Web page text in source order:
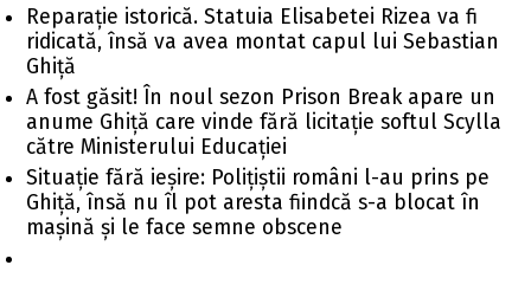
Reparație istorică. Statuia Elisabetei Rizea va fi
ridicată, însă va avea montat capul lui Sebastian
Ghiță
A fost găsit! În noul sezon Prison Break apare un
anume Ghiță care vinde fără licitație softul Scylla
către Ministerului Educației
Situație fără ieșire: Polițiștii români l-au prins pe
Ghiță, însă nu îl pot aresta fiindcă s-a blocat în
mașină și le face semne obscene